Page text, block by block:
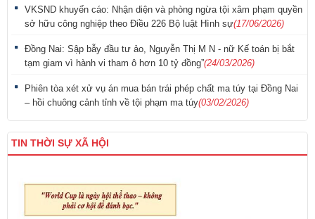
VKSND khuyến cáo: Nhận diện và phòng ngừa tội xâm phạm quyền
sở hữu công nghiệp theo Điều 226 Bộ luật Hình sự(17/06/2026)
Đồng Nai: Sập bẫy đầu tư ảo, Nguyễn Thị M N - nữ Kế toán bị bắt
tạm giam vì hành vi tham ô hơn 10 tỷ đồng”(24/03/2026)
Phiên tòa xét xử vụ án mua bán trái phép chất ma túy tại Đồng Nai
– hồi chuông cảnh tỉnh về tội phạm ma túy(03/02/2026)
TIN THỜI SỰ XÃ HỘI